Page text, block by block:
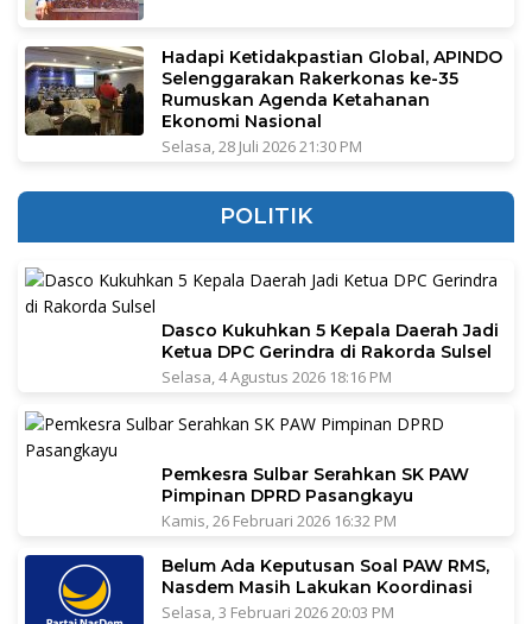
Hadapi Ketidakpastian Global, APINDO
Selenggarakan Rakerkonas ke-35
Rumuskan Agenda Ketahanan
Ekonomi Nasional
Selasa, 28 Juli 2026 21:30 PM
POLITIK
Dasco Kukuhkan 5 Kepala Daerah Jadi
Ketua DPC Gerindra di Rakorda Sulsel
Selasa, 4 Agustus 2026 18:16 PM
Pemkesra Sulbar Serahkan SK PAW
Pimpinan DPRD Pasangkayu
Kamis, 26 Februari 2026 16:32 PM
Belum Ada Keputusan Soal PAW RMS,
Nasdem Masih Lakukan Koordinasi
Selasa, 3 Februari 2026 20:03 PM